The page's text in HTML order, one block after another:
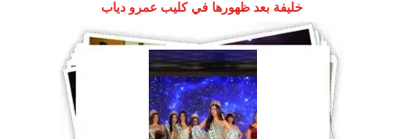
خليفة بعد ظهورها في كليب عمرو دياب